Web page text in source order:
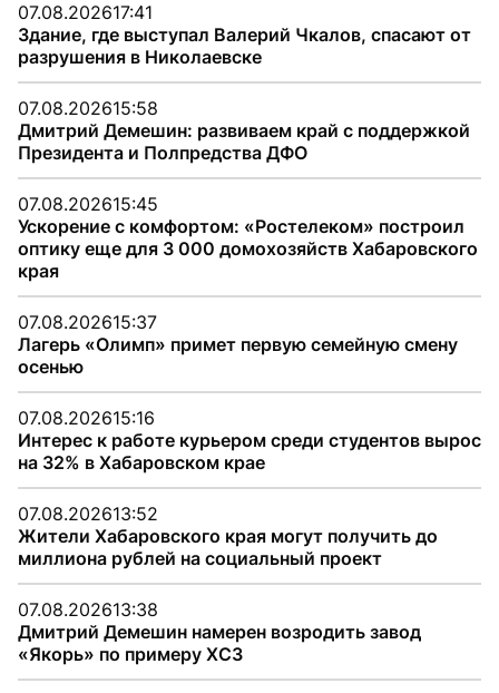
07.08.202617:41
Здание, где выступал Валерий Чкалов, спасают от
разрушения в Николаевске
07.08.202615:58
Дмитрий Демешин: развиваем край с поддержкой
Президента и Полпредства ДФО
07.08.202615:45
Ускорение с комфортом: «Ростелеком» построил
оптику еще для 3 000 домохозяйств Хабаровского
края
07.08.202615:37
Лагерь «Олимп» примет первую семейную смену
осенью
07.08.202615:16
Интерес к работе курьером среди студентов вырос
на 32% в Хабаровском крае
07.08.202613:52
Жители Хабаровского края могут получить до
миллиона рублей на социальный проект
07.08.202613:38
Дмитрий Демешин намерен возродить завод
«Якорь» по примеру ХСЗ